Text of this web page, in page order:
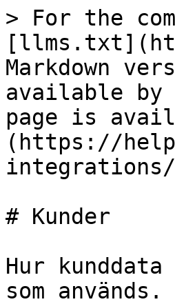
> For the
Markdown
available by
page is
(https://
integrations/
# Kunder
Hur
som används.